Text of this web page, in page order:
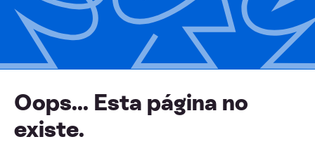
Oops... Esta página no
existe.